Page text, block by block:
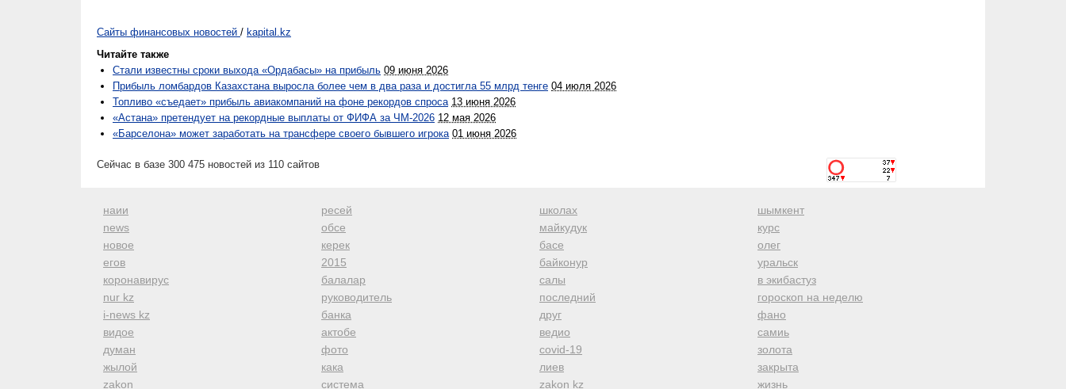
Сайты финансовых новостей / kapital.kz
Читайте также
Стали известны сроки выхода «Ордабасы» на прибыль 09 июня 2026
Прибыль ломбардов Казахстана выросла более чем в два раза и достигла 55 млрд тенге 04 июля 2026
Топливо «съедает» прибыль авиакомпаний на фоне рекордов спроса 13 июня 2026
«Астана» претендует на рекордные выплаты от ФИФА за ЧМ-2026 12 мая 2026
«Барселона» может заработать на трансфере своего бывшего игрока 01 июня 2026
Сейчас в базе 300 475 новостей из 110 сайтов
наии
news
новое
егов
коронавирус
nur kz
i-news kz
видое
думан
жылой
zakon
ресей
обсе
керек
2015
балалар
руководитель
банка
актобе
фото
кака
система
школах
майкудук
басе
байконур
салы
последний
друг
ведио
covid-19
лиев
zakon kz
шымкент
курс
олег
уральск
в экибастуз
гороскоп на неделю
фано
самиь
золота
закрыта
жизнь